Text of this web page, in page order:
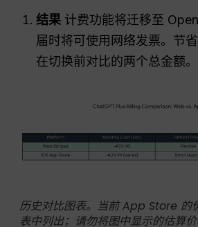
结果 计费功能将迁移至
届时将可使用网络发票。节
在切换前对比的两个总金额
历史对比图表。当前 App Store 的
表中列出；请勿将图中显示的估算